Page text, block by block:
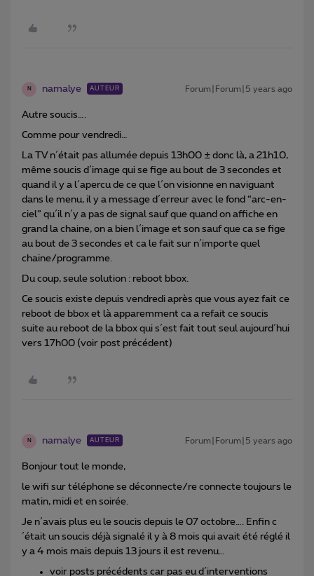
N namalye AUTEUR Forum|Forum|5 years ago
Autre soucis….
Comme pour vendredi…
La TV n´était pas allumée depuis 13h00 ± donc là, a 21h10,
même soucis d´image qui se fige au bout de 3 secondes et
quand il y a l´apercu de ce que l´on visionne en naviguant
dans le menu, il y a message d´erreur avec le fond “arc-en-
ciel” qu´il n´y a pas de signal sauf que quand on affiche en
grand la chaine, on a bien l´image et son sauf que ca se fige
au bout de 3 secondes et ca le fait sur n´importe quel
chaine/programme.
Du coup, seule solution : reboot bbox.
Ce soucis existe depuis vendredi après que vous ayez fait ce
reboot de bbox et là apparemment ca a refait ce soucis
suite au reboot de la bbox qui s´est fait tout seul aujourd´hui
vers 17h00 (voir post précédent)
N namalye AUTEUR Forum|Forum|5 years ago
Bonjour tout le monde,
le wifi sur téléphone se déconnecte/re connecte toujours le
matin, midi et en soirée.
Je n´avais plus eu le soucis depuis le 07 octobre…. Enfin c
´était un soucis déjà signalé il y à 8 mois qui avait été réglé il
y a 4 mois mais depuis 13 jours il est revenu…
voir posts précédents car pas eu d´interventions